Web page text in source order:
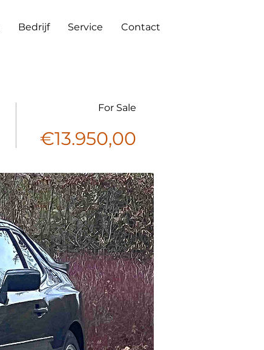
Bedrijf Service Contact
For Sale
€13.950,00